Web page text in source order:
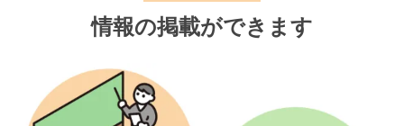
情報の掲載ができます